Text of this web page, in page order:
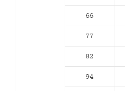
66
77
82
94